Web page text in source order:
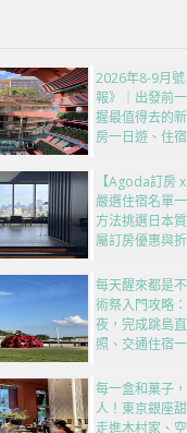
2026年8-9月
報》｜出發前
握最值得去的
房一日遊、住
【Agoda訂房
嚴選住宿名單
方法挑選日本
屬訂房優惠與
每天醒來都是
術祭入門攻略
夜，完成跳島
照、交通住宿
每一盒和菓子
人！東京銀座
走進木村家、